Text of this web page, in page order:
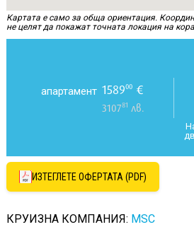
Картата е само за обща ориентация.
не целят да покажат точната локация на
апартамент 158900€
310781 лв.
ИЗТЕГЛЕТЕ ОФЕРТАТА (PDF)
КРУИЗНА КОМПАНИЯ: MSC